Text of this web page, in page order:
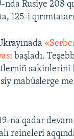
Rusiye 208
125-i
başladı.
sakinlerini
mabüslerge
na qadar
reineleri